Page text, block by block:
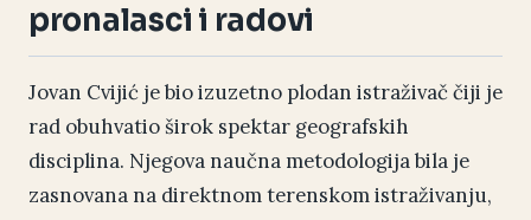
pronalasci i radovi
Jovan Cvijić je bio izuzetno plodan istraživač čiji je
rad obuhvatio širok spektar geografskih
disciplina. Njegova naučna metodologija bila je
zasnovana na direktnom terenskom istraživanju,